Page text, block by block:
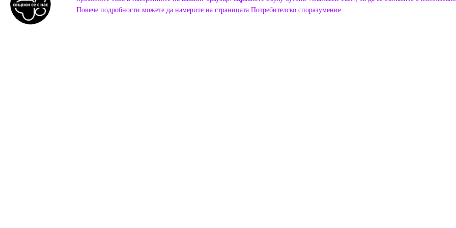
Онлайн магазин създаден с CartumПовече подробности можете да намерите на страницата Потребителско споразумение